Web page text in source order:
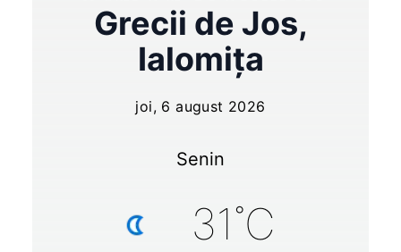
Grecii de Jos,
Ialomița
joi, 6 august 2026
Senin
31˚C